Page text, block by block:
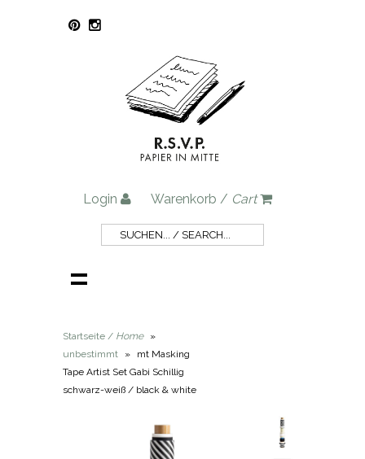
Login Warenkorb / Cart
Startseite / Home
»
unbestimmt
»
mt Masking
Tape Artist Set Gabi Schillig
schwarz-weiß / black & white